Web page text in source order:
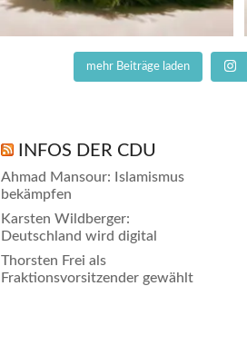
mehr Beiträge laden
INFOS DER CDU
Ahmad Mansour: Islamismus
bekämpfen
Karsten Wildberger:
Deutschland wird digital
Thorsten Frei als
Fraktionsvorsitzender gewählt